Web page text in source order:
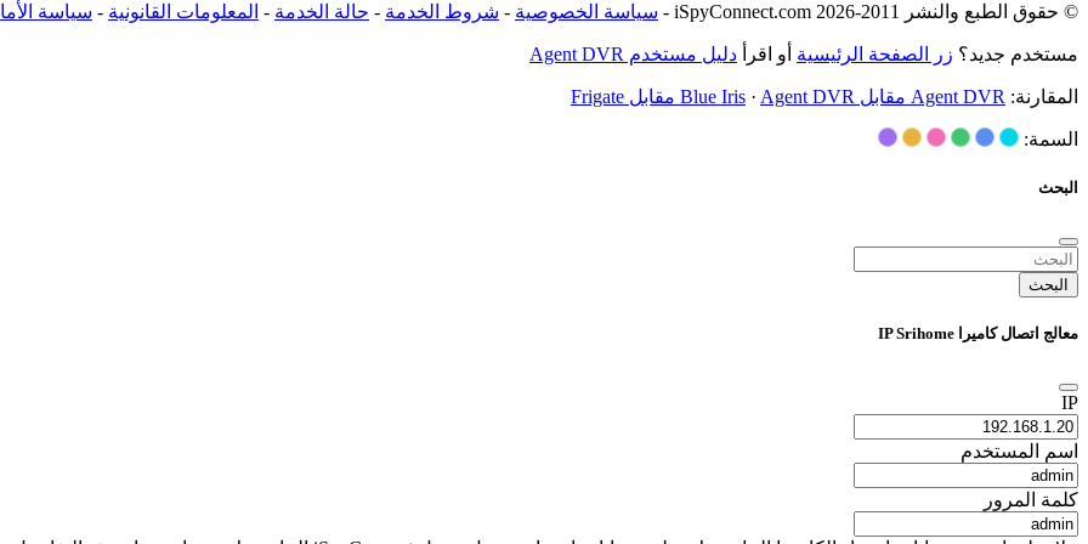
© حقوق الطبع والنشر 2011-2026 iSpyConnect.com - سياسة الخصوصية - شروط الخدمة - حالة الخدمة - المعلومات القانونية - سياسة
مستخدم جديد؟ زر الصفحة الرئيسية أو اقرأ دليل مستخدم Agent DVR
المقارنة: Agent DVR مقابل Blue Iris · Agent DVR مقابل Frigate
السمة:
البحث
البحث
معالج اتصال كاميرا IP Srihome
IP
اسم المستخدم
كلمة المرور